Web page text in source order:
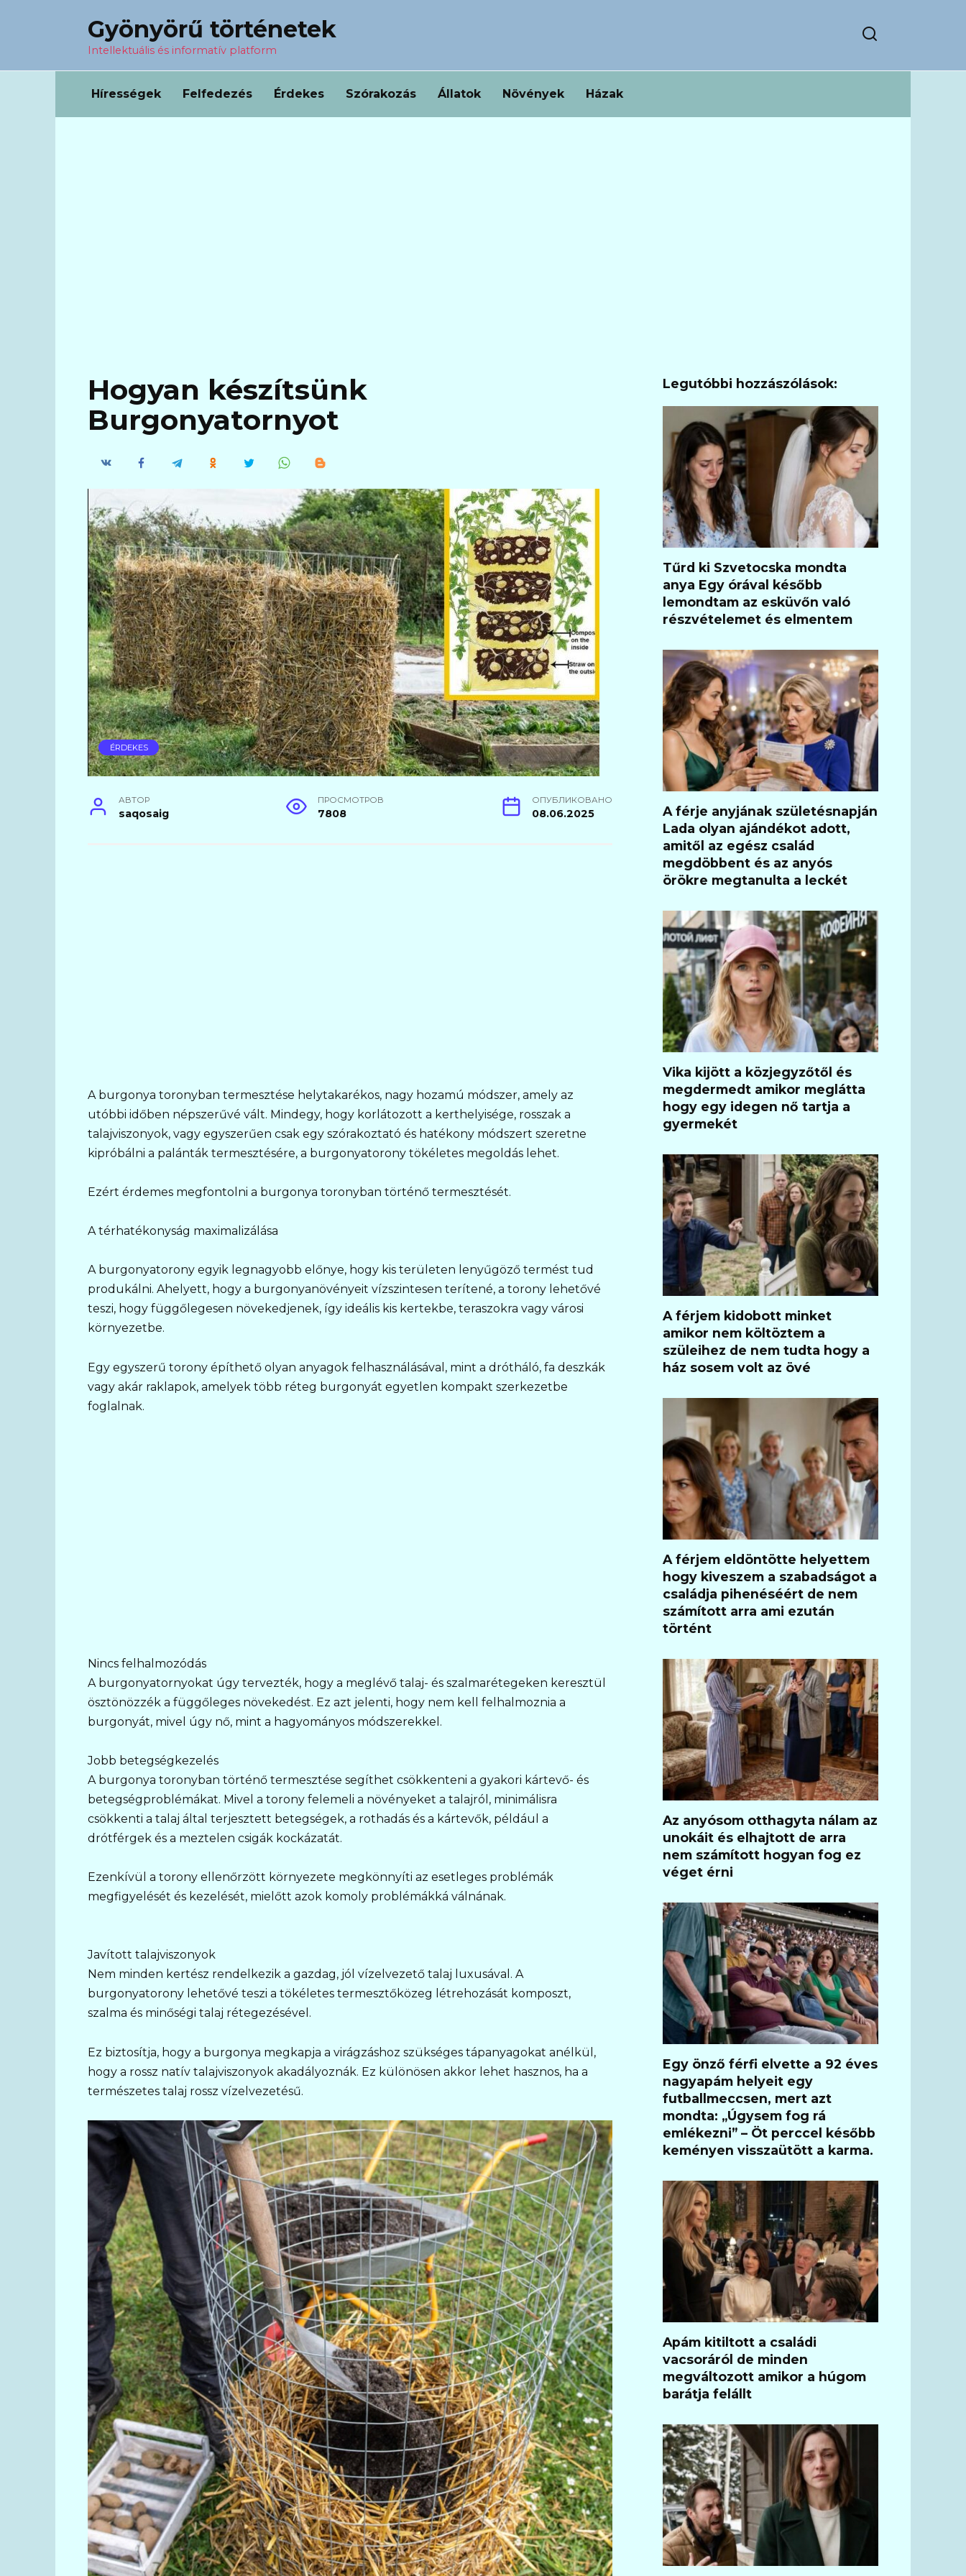
Gyönyörű történetek
Intellektuális és informatív platform
Hírességek Felfedezés Érdekes Szórakozás Állatok Növények Házak
Hogyan készítsünk
Burgonyatornyot
ÉRDEKES
АВТОР
saqosaig
ПРОСМОТРОВ
7808
ОПУБЛИКОВАНО
08.06.2025
A burgonya toronyban termesztése helytakarékos, nagy hozamú módszer, amely az
utóbbi időben népszerűvé vált. Mindegy, hogy korlátozott a kerthelyisége, rosszak a
talajviszonyok, vagy egyszerűen csak egy szórakoztató és hatékony módszert szeretne
kipróbálni a palánták termesztésére, a burgonyatorony tökéletes megoldás lehet.
Ezért érdemes megfontolni a burgonya toronyban történő termesztését.
A térhatékonyság maximalizálása
A burgonyatorony egyik legnagyobb előnye, hogy kis területen lenyűgöző termést tud
produkálni. Ahelyett, hogy a burgonyanövényeit vízszintesen terítené, a torony lehetővé
teszi, hogy függőlegesen növekedjenek, így ideális kis kertekbe, teraszokra vagy városi
környezetbe.
Egy egyszerű torony építhető olyan anyagok felhasználásával, mint a drótháló, fa deszkák
vagy akár raklapok, amelyek több réteg burgonyát egyetlen kompakt szerkezetbe
foglalnak.
Nincs felhalmozódás
A burgonyatornyokat úgy tervezték, hogy a meglévő talaj- és szalmarétegeken keresztül
ösztönözzék a függőleges növekedést. Ez azt jelenti, hogy nem kell felhalmoznia a
burgonyát, mivel úgy nő, mint a hagyományos módszerekkel.
Jobb betegségkezelés
A burgonya toronyban történő termesztése segíthet csökkenteni a gyakori kártevő- és
betegségproblémákat. Mivel a torony felemeli a növényeket a talajról, minimálisra
csökkenti a talaj által terjesztett betegségek, a rothadás és a kártevők, például a
drótférgek és a meztelen csigák kockázatát.
Ezenkívül a torony ellenőrzött környezete megkönnyíti az esetleges problémák
megfigyelését és kezelését, mielőtt azok komoly problémákká válnának.
Javított talajviszonyok
Nem minden kertész rendelkezik a gazdag, jól vízelvezető talaj luxusával. A
burgonyatorony lehetővé teszi a tökéletes termesztőközeg létrehozását komposzt,
szalma és minőségi talaj rétegezésével.
Ez biztosítja, hogy a burgonya megkapja a virágzáshoz szükséges tápanyagokat anélkül,
hogy a rossz natív talajviszonyok akadályoznák. Ez különösen akkor lehet hasznos, ha a
természetes talaj rossz vízelvezetésű.
Legutóbbi hozzászólások:
Tűrd ki Szvetocska mondta
anya Egy órával később
lemondtam az esküvőn való
részvételemet és elmentem
A férje anyjának születésnapján
Lada olyan ajándékot adott,
amitől az egész család
megdöbbent és az anyós
örökre megtanulta a leckét
Vika kijött a közjegyzőtől és
megdermedt amikor meglátta
hogy egy idegen nő tartja a
gyermekét
A férjem kidobott minket
amikor nem költöztem a
szüleihez de nem tudta hogy a
ház sosem volt az övé
A férjem eldöntötte helyettem
hogy kiveszem a szabadságot a
családja pihenéséért de nem
számított arra ami ezután
történt
Az anyósom otthagyta nálam az
unokáit és elhajtott de arra
nem számított hogyan fog ez
véget érni
Egy önző férfi elvette a 92 éves
nagyapám helyeit egy
futballmeccsen, mert azt
mondta: „Úgysem fog rá
emlékezni” – Öt perccel később
keményen visszaütött a karma.
Apám kitiltott a családi
vacsoráról de minden
megváltozott amikor a húgom
barátja felállt